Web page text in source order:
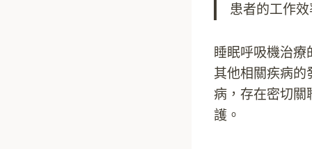
患者的工作
睡眠呼吸機治療
其他相關疾病的
病，存在密切關
護。